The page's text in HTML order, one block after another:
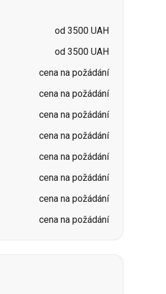
od 3500 UAH
od 3500 UAH
cena na požádání
cena na požádání
cena na požádání
cena na požádání
cena na požádání
cena na požádání
cena na požádání
cena na požádání